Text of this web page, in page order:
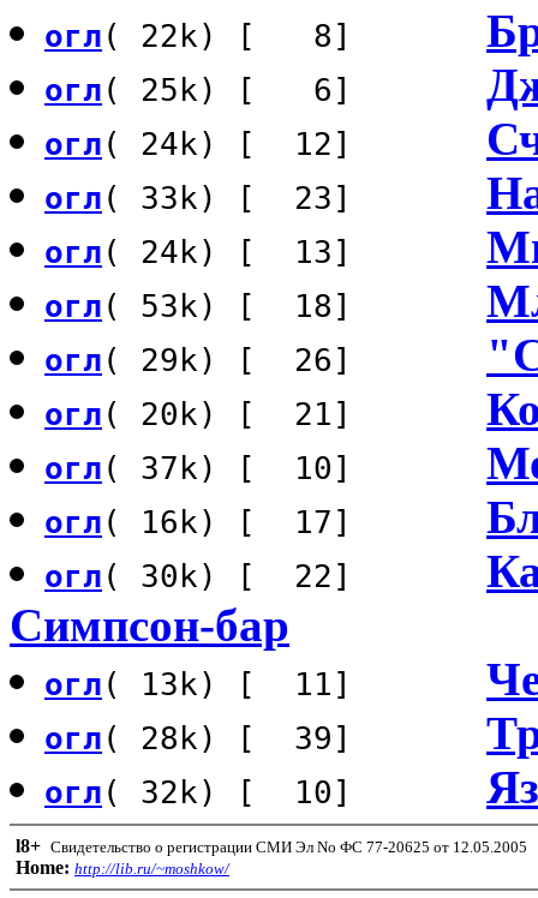
огл( 22k) [ 8]
огл( 25k) [ 6]
огл( 24k) [ 12]
огл( 33k) [ 23]
огл( 24k) [ 13]
огл( 53k) [ 18]
огл( 29k) [ 26]
огл( 20k) [ 21]
огл( 37k) [ 10]
огл( 16k) [ 17]
огл( 30k) [ 22]
Симпсон-бар
огл( 13k) [ 11]
огл( 28k) [ 39]
огл( 32k) [ 10]
l8+ Свидетельство о регистрации СМИ Эл No ФС 77-20625 от 12.05.2005
Home: http://lib.ru/~moshkow/